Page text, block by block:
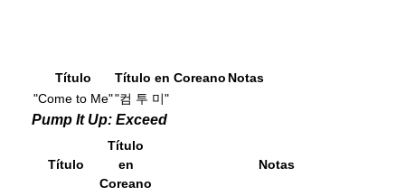
Título Título en Coreano Notas
"Come to Me""컴 투 미"
Pump It Up: Exceed
Título
Título
en
Coreano
Notas